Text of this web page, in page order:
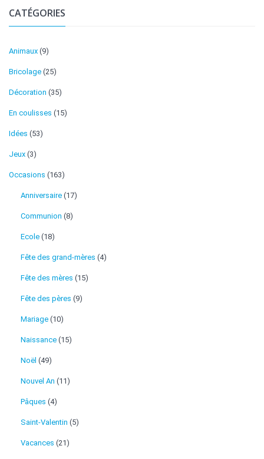
CATÉGORIES
Animaux (9)
Bricolage (25)
Décoration (35)
En coulisses (15)
Idées (53)
Jeux (3)
Occasions (163)
Anniversaire (17)
Communion (8)
Ecole (18)
Fête des grand-mères (4)
Fête des mères (15)
Fête des pères (9)
Mariage (10)
Naissance (15)
Noël (49)
Nouvel An (11)
Pâques (4)
Saint-Valentin (5)
Vacances (21)